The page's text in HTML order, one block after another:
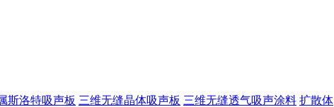
斯洛特吸声板 三维无缝晶体吸声板 三维无缝透气吸声涂料 扩散体